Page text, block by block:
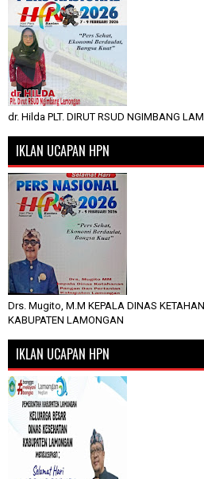
dr. Hilda PLT. DIRUT RSUD NGIMBANG
IKLAN UCAPAN HPN
Drs. Mugito, M.M KEPALA DINAS
KABUPATEN LAMONGAN
IKLAN UCAPAN HPN